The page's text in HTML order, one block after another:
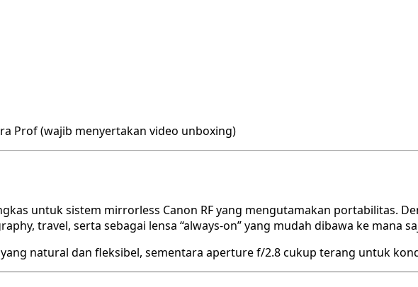
Prof (wajib menyertakan video unboxing)
untuk sistem mirrorless Canon RF yang mengutamakan portabilitas.
travel, serta sebagai lensa “always-on” yang mudah dibawa ke mana
natural dan fleksibel, sementara aperture f/2.8 cukup terang untuk